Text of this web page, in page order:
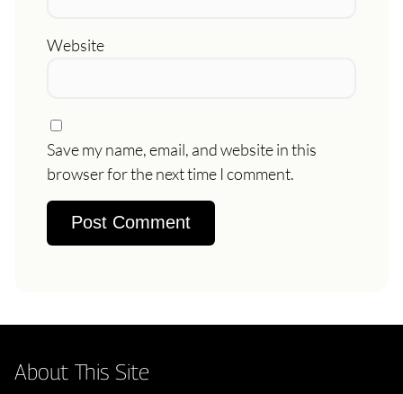
Website
Save my name, email, and website in this
browser for the next time I comment.
About This Site